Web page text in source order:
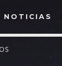
NOTICIAS